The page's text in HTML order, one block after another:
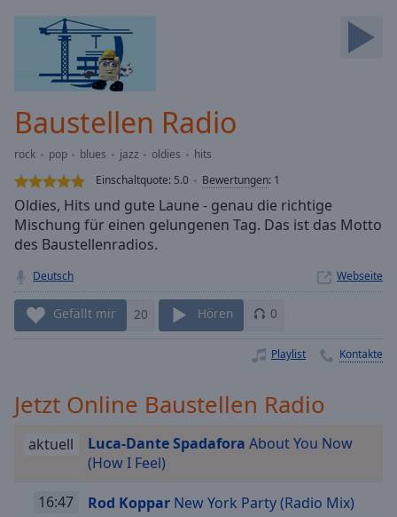
Current
Loaded :
0.00%
Stream
TypeLIVE
Seek to
currently
behind
liveLIVE
Remaining
Time-
Playback
Chapters
Baustellen Radio
rock pop blues jazz oldies
hits
Einschaltquote: 5.0 Bewertungen: 1
Oldies, Hits und gute Laune - genau die richtige
Mischung für einen gelungenen Tag. Das ist das Motto
des Baustellenradios.
Deutsch Webseite
Gefällt mir 20 Hören 0
Playlist Kontakte
Jetzt Online Baustellen Radio
aktuell Luca-Dante Spadafora About You Now
(How I Feel)
16:47 Rod Koppar New York Party (Radio Mix)